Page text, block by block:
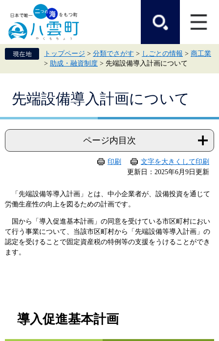
頭
で
飛
ば
て
トップページ > 分類でさがす > しごとの情報 > 商工業
> 助成・融資制度 > 先端設備導入計画について
先端設備導入計画について
ページ内目次
印刷
文字を大きくして印刷
更新日：2025年6月9日更新
「先端設備等導入計画」とは、中小企業者が、設備投資を通じて
労働生産性の向上を図るための計画です。
国から「導入促進基本計画」の同意を受けている市区町村におい
て行う事業について、当該市区町村から「先端設備等導入計画」の
認定を受けることで固定資産税の特例等の支援をうけることができ
ます。
導入促進基本計画